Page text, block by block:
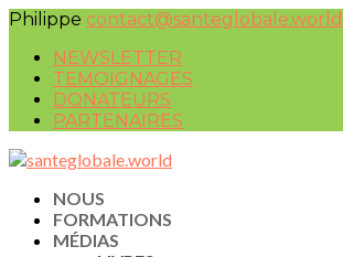
Philippe contact@santeglobale.world
NEWSLETTER
TEMOIGNAGES
DONATEURS
PARTENAIRES
NOUS
FORMATIONS
MÉDIAS